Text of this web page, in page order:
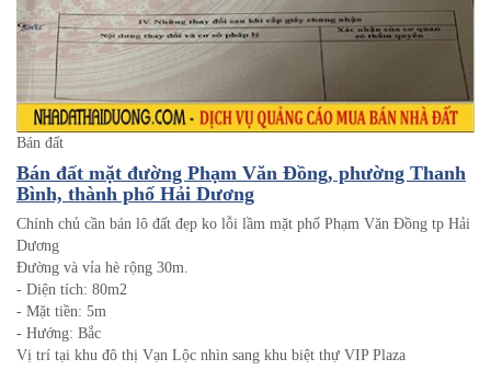
Bán đất
Bán đất mặt đường Phạm Văn Đồng, phường Thanh
Bình, thành phố Hải Dương
Chính chủ cần bán lô đất đẹp ko lỗi lầm mặt phố Phạm Văn Đồng tp Hải
Dương
Đường và vỉa hè rộng 30m.
- Diện tích: 80m2
- Mặt tiền: 5m
- Hướng: Bắc
Vị trí tại khu đô thị Vạn Lộc nhìn sang khu biệt thự VIP Plaza